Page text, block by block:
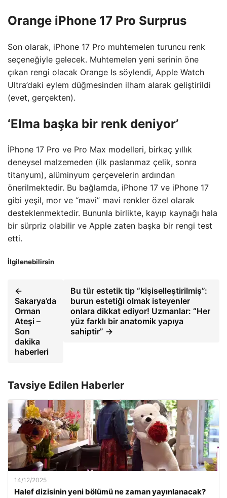
Orange iPhone 17 Pro Surprus
Son olarak, iPhone 17 Pro muhtemelen turuncu renk
seçeneğiyle gelecek. Muhtemelen yeni serinin öne
çıkan rengi olacak Orange Is söylendi, Apple Watch
Ultra’daki eylem düğmesinden ilham alarak geliştirildi
(evet, gerçekten).
‘Elma başka bir renk deniyor’
İPhone 17 Pro ve Pro Max modelleri, birkaç yıllık
deneysel malzemeden (ilk paslanmaz çelik, sonra
titanyum), alüminyum çerçevelerin ardından
önerilmektedir. Bu bağlamda, iPhone 17 ve iPhone 17
gibi yeşil, mor ve “mavi” mavi renkler özel olarak
desteklenmektedir. Bununla birlikte, kayıp kaynağı hala
bir sürpriz olabilir ve Apple zaten başka bir rengi test
etti.
İlgilenebilirsin
←
Sakarya’da
Orman
Ateşi –
Son
dakika
haberleri
Bu tür estetik tip “kişiselleştirilmiş”:
burun estetiği olmak isteyenler
onlara dikkat ediyor! Uzmanlar: “Her
yüz farklı bir anatomik yapıya
sahiptir” →
Tavsiye Edilen Haberler
14/12/2025
Halef dizisinin yeni bölümü ne zaman yayınlanacak?